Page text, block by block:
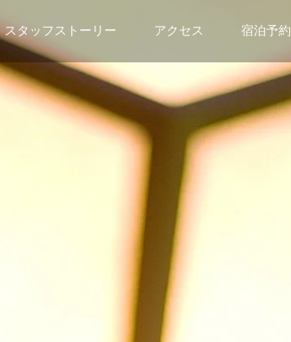
スタッフストーリー アクセス 宿泊予約